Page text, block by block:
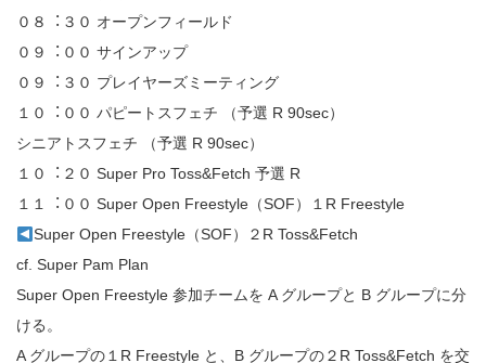
０８︓３０ オープンフィールド
０９︓００ サインアップ
０９︓３０ プレイヤーズミーティング
１０︓００ パピートスフェチ （予選 R 90sec）
シニアトスフェチ （予選 R 90sec）
１０︓２０ Super Pro Toss&Fetch 予選 R
１１︓００ Super Open Freestyle（SOF）１R Freestyle
Super Open Freestyle（SOF）２R Toss&Fetch
cf. Super Pam Plan
Super Open Freestyle 参加チームを A グループと B グループに分
ける。
A グループの１R Freestyle と、B グループの２R Toss&Fetch を交